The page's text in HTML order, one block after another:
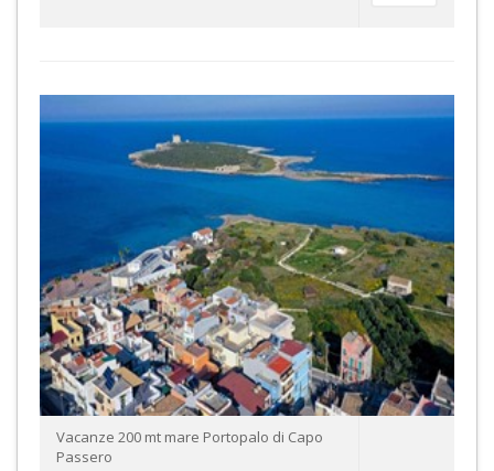
Vacanze 200 mt mare Portopalo di Capo
Passero